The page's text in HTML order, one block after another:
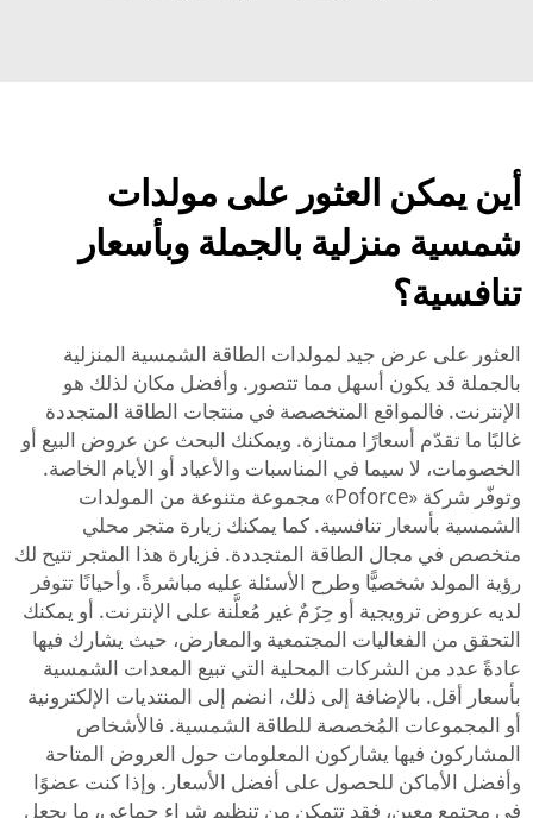
أين يمكن العثور على مولدات
شمسية منزلية بالجملة وبأسعار
تنافسية؟
العثور على عرض جيد لمولدات الطاقة الشمسية المنزلية
بالجملة قد يكون أسهل مما تتصور. وأفضل مكان لذلك هو
الإنترنت. فالمواقع المتخصصة في منتجات الطاقة المتجددة
غالبًا ما تقدّم أسعارًا ممتازة. ويمكنك البحث عن عروض البيع أو
الخصومات، لا سيما في المناسبات والأعياد أو الأيام الخاصة.
وتوفّر شركة «Poforce» مجموعة متنوعة من المولدات
الشمسية بأسعار تنافسية. كما يمكنك زيارة متجر محلي
متخصص في مجال الطاقة المتجددة. فزيارة هذا المتجر تتيح لك
رؤية المولد شخصيًّا وطرح الأسئلة عليه مباشرةً. وأحيانًا تتوفر
لديه عروض ترويجية أو حِزَمٌ غير مُعلَّنة على الإنترنت. أو يمكنك
التحقق من الفعاليات المجتمعية والمعارض، حيث يشارك فيها
عادةً عدد من الشركات المحلية التي تبيع المعدات الشمسية
بأسعار أقل. بالإضافة إلى ذلك، انضم إلى المنتديات الإلكترونية
أو المجموعات المُخصصة للطاقة الشمسية. فالأشخاص
المشاركون فيها يشاركون المعلومات حول العروض المتاحة
وأفضل الأماكن للحصول على أفضل الأسعار. وإذا كنت عضوًا
في مجتمع معين، فقد تتمكن من تنظيم شراء جماعي، ما يجعل